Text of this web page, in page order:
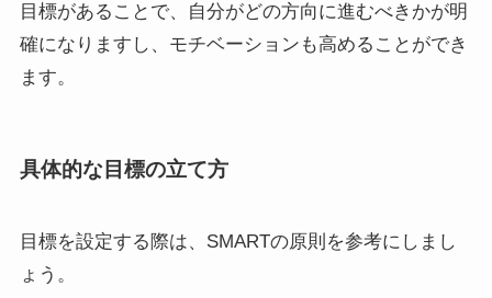
目標があることで、自分がどの方向に進むべきかが明
確になりますし、モチベーションも高めることができ
ます。
具体的な目標の立て方
目標を設定する際は、SMARTの原則を参考にしまし
ょう。